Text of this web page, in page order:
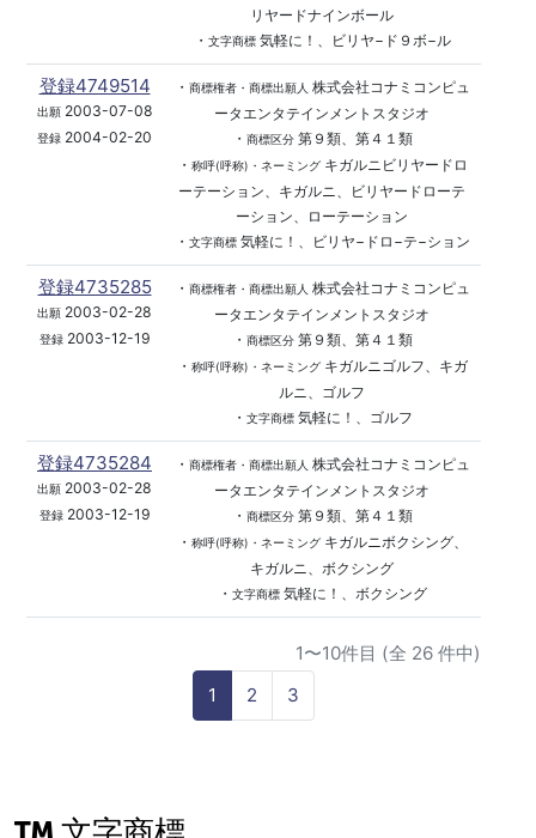
リヤードナインボール
・ 文字商標気軽に！、ビリヤ−ド９ボ−ル
登録4749514
出願2003-07-08
登録 2004-02-20
・ 商標権者・商標出願人 株式会社コナミコンピュ
ータエンタテインメントスタジオ
・ 商標区分第９類、第４１類
・ 称呼(呼称)・ネーミングキガルニビリヤードロ
ーテーション、キガルニ、ビリヤードローテ
ーション、ローテーション
・ 文字商標気軽に！、ビリヤ−ドロ−テ−ション
登録4735285
出願 2003-02-28
登録2003-12-19
・ 商標権者・商標出願人 株式会社コナミコンピュ
ータエンタテインメントスタジオ
・ 商標区分第９類、第４１類
・ 称呼(呼称)・ネーミングキガルニゴルフ、キガ
ルニ、ゴルフ
・ 文字商標気軽に！、ゴルフ
登録4735284
出願 2003-02-28
登録2003-12-19
・ 商標権者・商標出願人 株式会社コナミコンピュ
ータエンタテインメントスタジオ
・ 商標区分第９類、第４１類
・ 称呼(呼称)・ネーミングキガルニボクシング、
キガルニ、ボクシング
・ 文字商標気軽に！、ボクシング
1〜10件目 (全 26 件中)
1
2 3